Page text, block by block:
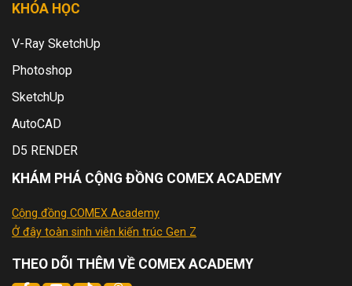
KHÓA HỌC
V-Ray SketchUp
Photoshop
SketchUp
AutoCAD
D5 RENDER
KHÁM PHÁ CỘNG ĐỒNG COMEX ACADEMY
Cộng đồng COMEX Academy
Ở đây toàn sinh viên kiến trúc Gen Z
THEO DÕI THÊM VỀ COMEX ACADEMY